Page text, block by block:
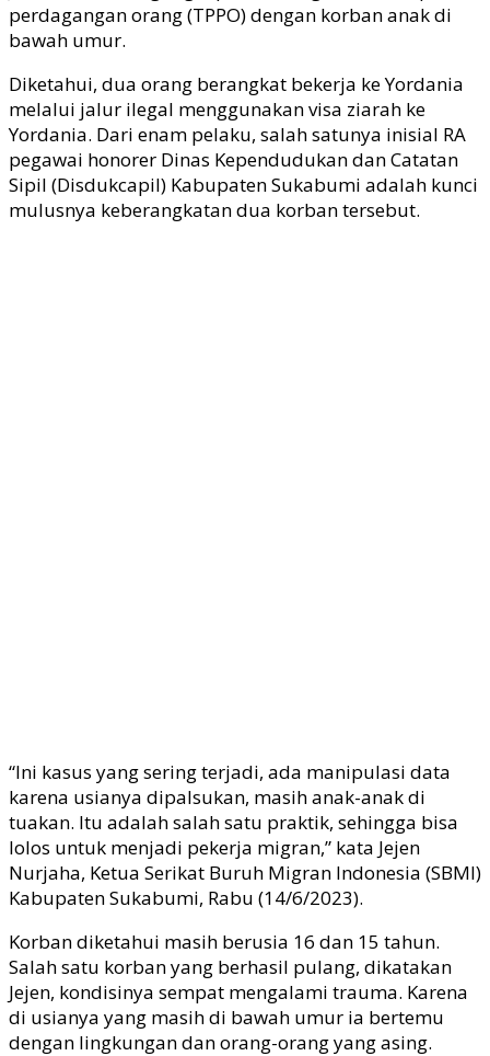
perdagangan orang (TPPO) dengan korban anak di
bawah umur.
Diketahui, dua orang berangkat bekerja ke Yordania
melalui jalur ilegal menggunakan visa ziarah ke
Yordania. Dari enam pelaku, salah satunya inisial RA
pegawai honorer Dinas Kependudukan dan Catatan
Sipil (Disdukcapil) Kabupaten Sukabumi adalah kunci
mulusnya keberangkatan dua korban tersebut.
“Ini kasus yang sering terjadi, ada manipulasi data
karena usianya dipalsukan, masih anak-anak di
tuakan. Itu adalah salah satu praktik, sehingga bisa
lolos untuk menjadi pekerja migran,” kata Jejen
Nurjaha, Ketua Serikat Buruh Migran Indonesia (SBMI)
Kabupaten Sukabumi, Rabu (14/6/2023).
Korban diketahui masih berusia 16 dan 15 tahun.
Salah satu korban yang berhasil pulang, dikatakan
Jejen, kondisinya sempat mengalami trauma. Karena
di usianya yang masih di bawah umur ia bertemu
dengan lingkungan dan orang-orang yang asing.